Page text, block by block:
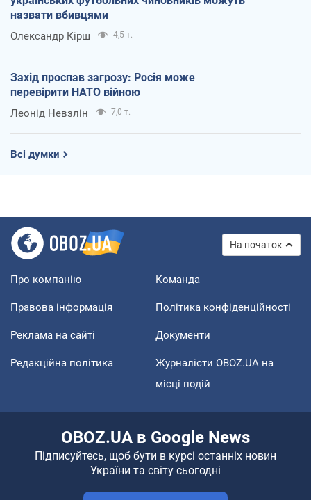
назвати вбивцями
Олександр Кірш 4,5 т.
Захід проспав загрозу: Росія може
перевірити НАТО війною
Леонід Невзлін 7,0 т.
Всі думки
На початок
Про компанію Команда
Правова інформація Політика конфіденційності
Реклама на сайті Документи
Редакційна політика
Журналісти OBOZ.UA на
місці подій
OBOZ.UA в Google News
Підписуйтесь, щоб бути в курсі останніх новин
України та світу сьогодні